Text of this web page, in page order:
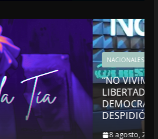
OPINIÓN
BUENOS TIEMPOS PARA LA
DE EXPRESIÓN NI PARA LA
EN MÉXICO”: LUIS CÁRDENAS;
DE MVS